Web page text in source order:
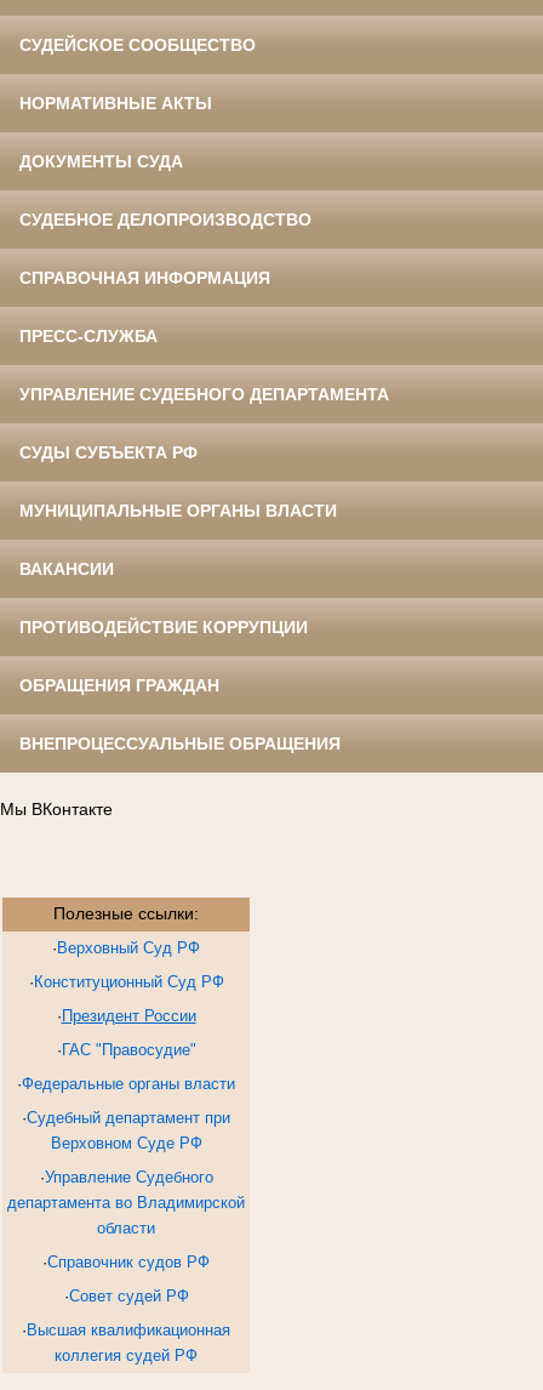
СУДЕЙСКОЕ СООБЩЕСТВО
НОРМАТИВНЫЕ АКТЫ
ДОКУМЕНТЫ СУДА
СУДЕБНОЕ ДЕЛОПРОИЗВОДСТВО
СПРАВОЧНАЯ ИНФОРМАЦИЯ
ПРЕСС-СЛУЖБА
УПРАВЛЕНИЕ СУДЕБНОГО ДЕПАРТАМЕНТА
СУДЫ СУБЪЕКТА РФ
МУНИЦИПАЛЬНЫЕ ОРГАНЫ ВЛАСТИ
ВАКАНСИИ
ПРОТИВОДЕЙСТВИЕ КОРРУПЦИИ
ОБРАЩЕНИЯ ГРАЖДАН
ВНЕПРОЦЕССУАЛЬНЫЕ ОБРАЩЕНИЯ
Мы ВКонтакте
Полезные ссылки:
· Верховный Суд РФ
· Конституционный Суд РФ
· Президент России
· ГАС "Правосудие"
·Федеральные органы власти
·Судебный департамент при
Верховном Суде РФ
·Управление Судебного
департамента во Владимирской
области
·Справочник судов РФ
·Совет судей РФ
· Высшая квалификационная
коллегия судей РФ